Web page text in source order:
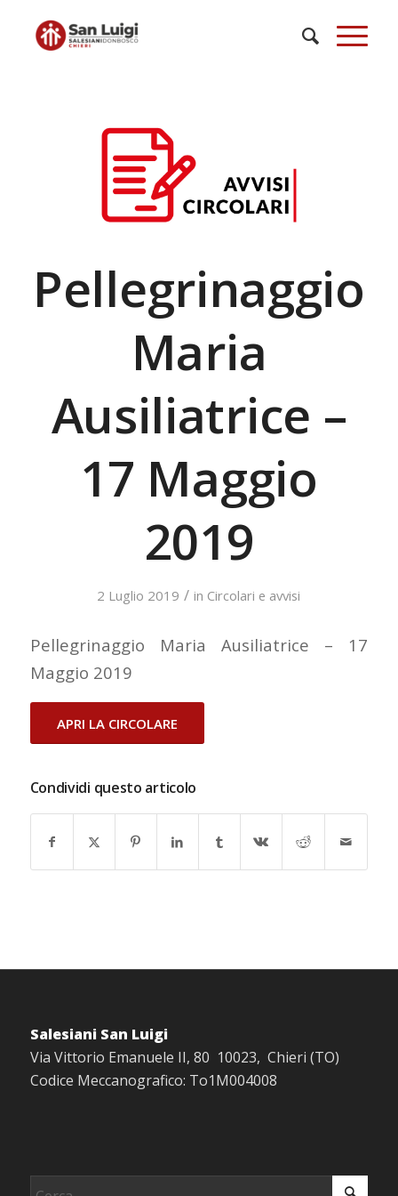
Pellegrinaggio
Maria
Ausiliatrice –
17 Maggio
2019
2 Luglio 2019 / in Circolari e avvisi
Pellegrinaggio Maria Ausiliatrice – 17
Maggio 2019
APRI LA CIRCOLARE
Condividi questo articolo
Salesiani San Luigi
Via Vittorio Emanuele II, 80 10023, Chieri (TO)
Codice Meccanografico: To1M004008